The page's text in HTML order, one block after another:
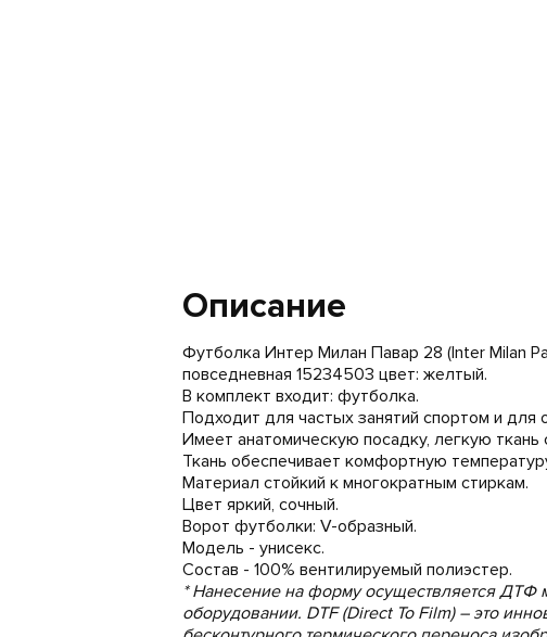
Описание
Футболка Интер Милан Павар 28 (Inter Milan
повседневная 15234503 цвет: желтый.
В комплект входит: футболка.
Подходит для частых занятий спортом и для
Имеет анатомическую посадку, легкую ткань
Ткань обеспечивает комфортную
Материал стойкий к многократным стиркам.
Цвет яркий, сочный.
Ворот футболки: V-образный.
Модель - унисекс.
Состав - 100% вентилируемый полиэстер.
* Нанесение на форму осуществляется ДТФ
оборудовании. DTF (Direct To Film) – это